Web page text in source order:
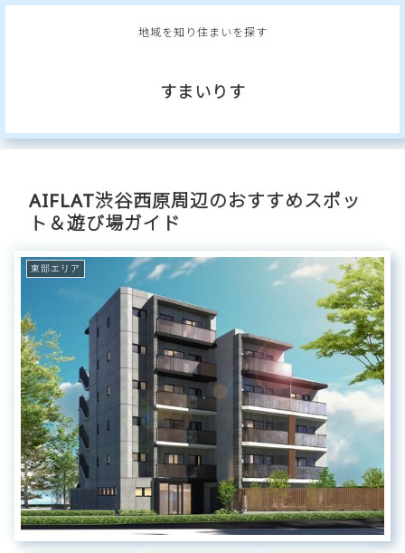
地域を知り住まいを探す
すまいりす
AIFLAT渋谷西原周辺のおすすめスポッ
ト＆遊び場ガイド
東部エリア